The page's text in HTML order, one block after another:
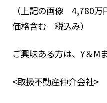
（上記の画像 4,780
価格含む 税込み）
ご興味ある方は、Y＆M
<取扱不動産仲介会社>